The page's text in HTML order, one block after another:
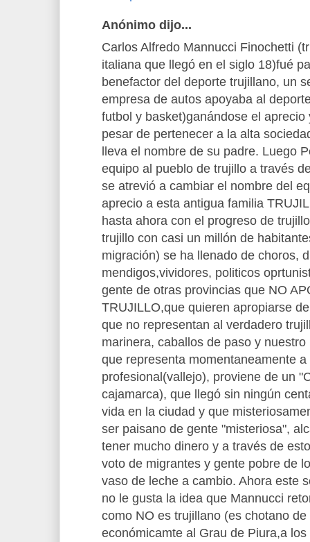
Anónimo dijo...
Carlos Alfredo Mannucci Finochetti
italiana que llegó en el siglo 18)fué
benefactor del deporte trujillano, un
empresa de autos apoyaba al
futbol y basket)ganándose el
pesar de pertenecer a la alta
lleva el nombre de su padre. Luego
equipo al pueblo de trujillo a través
se atrevió a cambiar el nombre del
aprecio a esta antigua familia
hasta ahora con el progreso de
trujillo con casi un millón de
migración) se ha llenado de choros,
mendigos,vividores, politicos
gente de otras provincias que NO
TRUJILLO,que quieren apropiarse
que no representan al verdadero
marinera, caballos de paso y
que representa momentaneamente
profesional(vallejo), proviene de un
cajamarca), que llegó sin ningún
vida en la ciudad y que
ser paisano de gente "misteriosa",
tener mucho dinero y a través de
voto de migrantes y gente pobre de
vaso de leche a cambio. Ahora este
no le gusta la idea que Mannucci
como NO es trujillano (es chotano
económicamte al Grau de Piura,a